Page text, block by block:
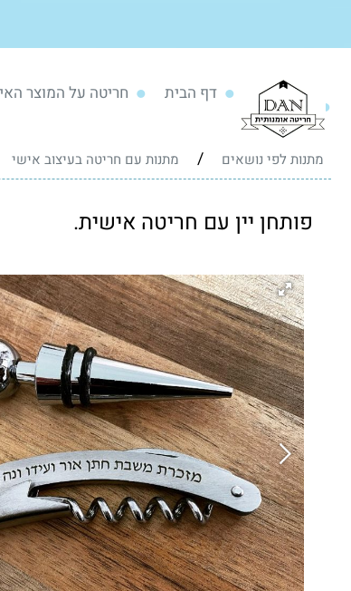
דף הבית חריטה על המוצר
מתנות לפי נושאים / מתנות עם חריטה בעיצוב אישי
פותחן יין עם חריטה אישית.